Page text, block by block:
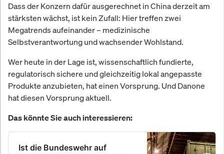
Dass der Konzern dafür ausgerechnet in China derzeit am
stärksten wächst, ist kein Zufall: Hier treffen zwei
Megatrends aufeinander – medizinische
Selbstverantwortung und wachsender Wohlstand.
Wer heute in der Lage ist, wissenschaftlich fundierte,
regulatorisch sichere und gleichzeitig lokal angepasste
Produkte anzubieten, hat einen Vorsprung. Und Danone
hat diesen Vorsprung aktuell.
Das könnte Sie auch interessieren:
Ist die Bundeswehr auf